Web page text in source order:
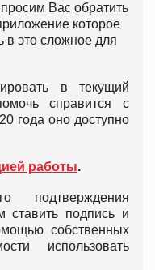
Вас обратить
которое
в это сложное для
в текущий
справится с
года оно доступно
работы.
подтверждения
ставить подпись и
собственных
использовать